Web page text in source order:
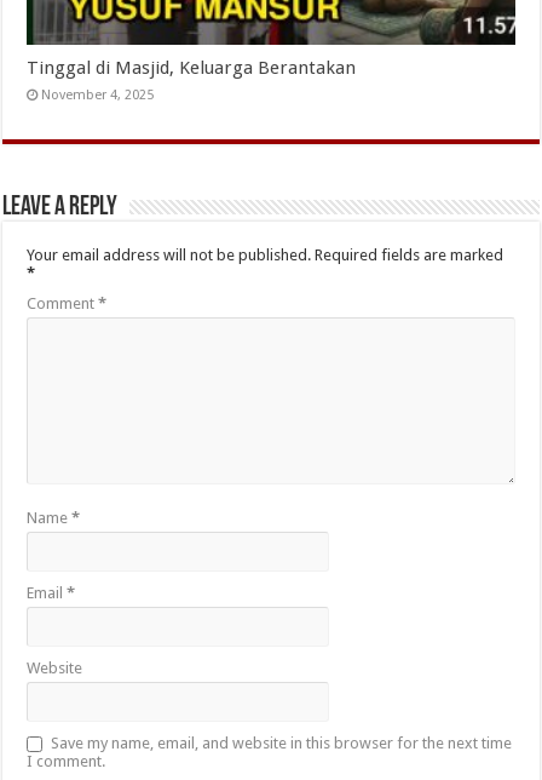
Tinggal di Masjid, Keluarga Berantakan
November 4, 2025
Leave a Reply
Your email address will not be published. Required fields are marked
*
Comment*
Name*
Email*
Website
Save my name, email, and website in this browser for the next time
I comment.